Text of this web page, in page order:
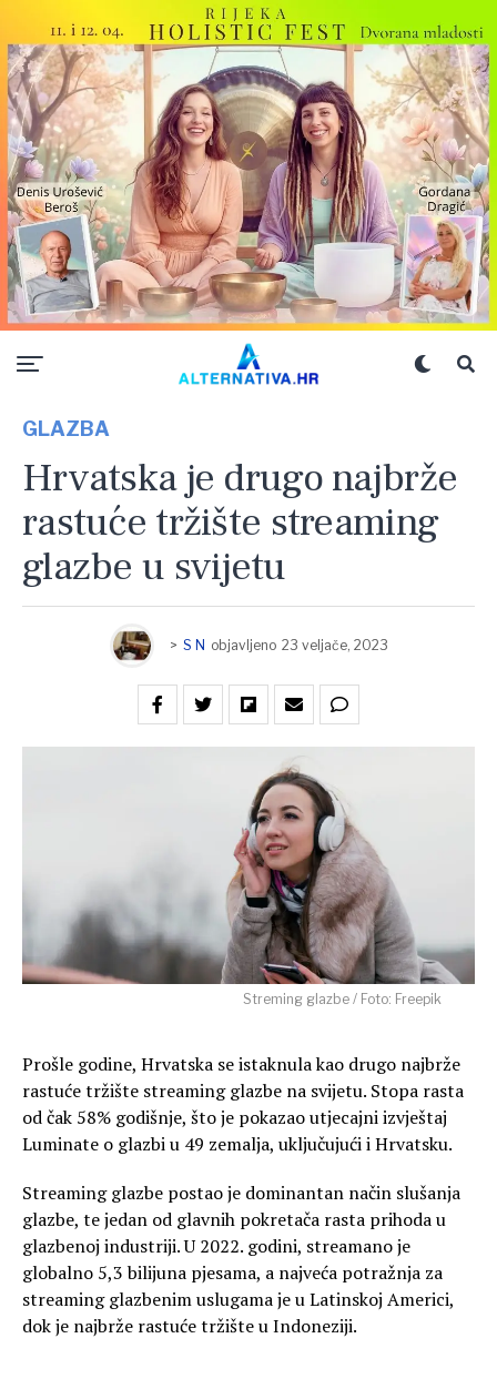
GLAZBA
Hrvatska je drugo najbrže
rastuće tržište streaming
glazbe u svijetu
> S N objavljeno 23 veljače, 2023
Streming glazbe / Foto: Freepik
Prošle godine, Hrvatska se istaknula kao drugo najbrže
rastuće tržište streaming glazbe na svijetu. Stopa rasta
od čak 58% godišnje, što je pokazao utjecajni izvještaj
Luminate o glazbi u 49 zemalja, uključujući i Hrvatsku.
Streaming glazbe postao je dominantan način slušanja
glazbe, te jedan od glavnih pokretača rasta prihoda u
glazbenoj industriji. U 2022. godini, streamano je
globalno 5,3 bilijuna pjesama, a najveća potražnja za
streaming glazbenim uslugama je u Latinskoj Americi,
dok je najbrže rastuće tržište u Indoneziji.